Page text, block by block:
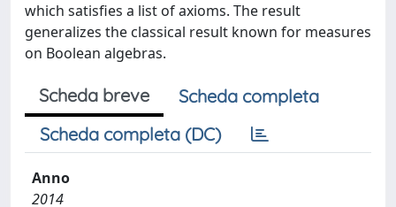
which satisfies a list of axioms. The result
generalizes the classical result known for measures
on Boolean algebras.
Scheda breve
Scheda completa
Scheda completa (DC)
Anno
2014